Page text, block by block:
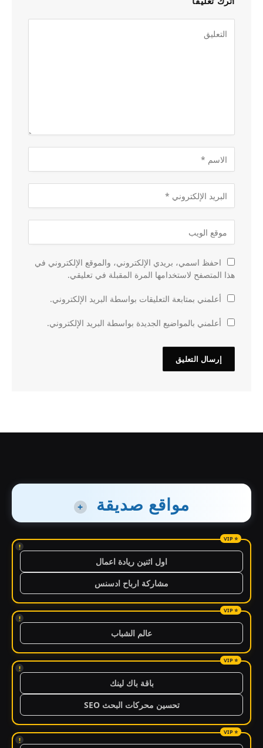
احفظ اسمي، بريدي الإلكتروني، والموقع الإلكتروني في
هذا المتصفح لاستخدامها المرة المقبلة في تعليقي.
أعلمني بمتابعة التعليقات بواسطة البريد الإلكتروني.
أعلمني بالمواضيع الجديدة بواسطة البريد الإلكتروني.
مواقع صديقة +
!
اول اثنين ريادة اعمال
مشاركة ارباح ادسنس
!
عالم الشباب
!
باقة باك لينك
تحسين محركات البحث SEO
!